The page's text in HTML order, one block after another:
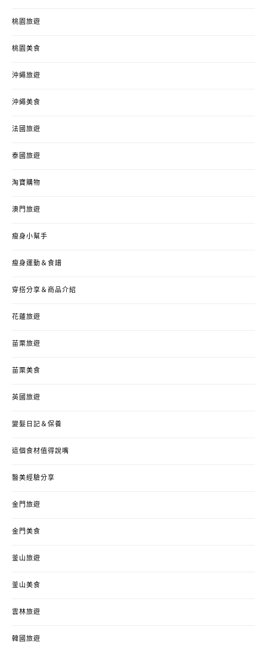
桃園旅遊
桃園美食
沖繩旅遊
沖繩美食
法國旅遊
泰國旅遊
淘寶購物
澳門旅遊
瘦身小幫手
瘦身運動＆食譜
穿搭分享＆商品介紹
花蓮旅遊
苗栗旅遊
苗栗美食
英國旅遊
變髮日記＆保養
這個食材值得說嘴
醫美經驗分享
金門旅遊
金門美食
釜山旅遊
釜山美食
雲林旅遊
韓國旅遊